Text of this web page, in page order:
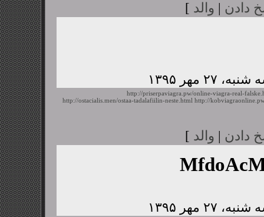
دادن | والد ]
http://priserpaviagra.pw/online-viagra-real-
http://ostacialis.men/ostaa-tadalafiilin-neste.html http://
دادن | والد ]